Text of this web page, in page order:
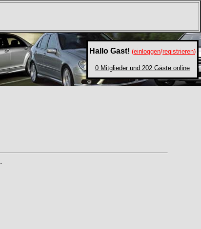
Hallo Gast! (einloggen/registrieren)
0 Mitglieder und 202 Gäste online
.